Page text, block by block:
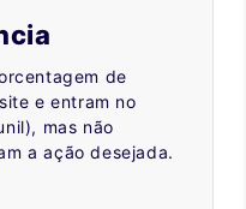
de
e entram no
mas não
a ação desejada.